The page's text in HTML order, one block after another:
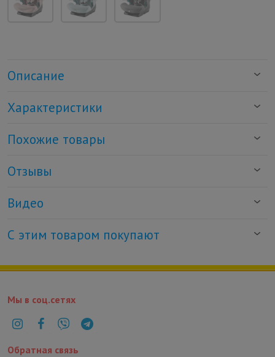
Описание
Характеристики
Похожие товары
Отзывы
Видео
С этим товаром покупают
Мы в соц.сетях
Обратная связь